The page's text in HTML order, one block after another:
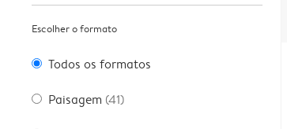
Escolher o formato
Todos os formatos
Paisagem (41)